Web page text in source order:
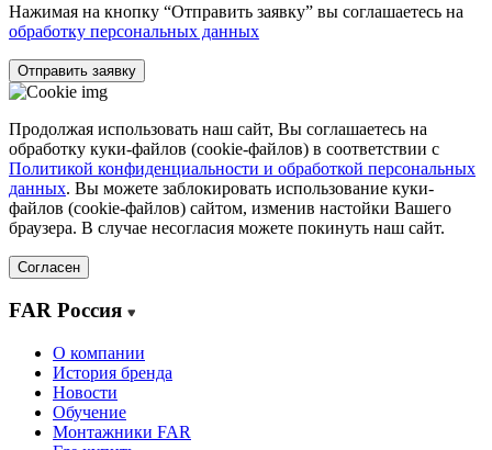
Нажимая на кнопку “Отправить заявку” вы соглашаетесь на
обработку персональных данных
Отправить заявку
Продолжая использовать наш сайт, Вы соглашаетесь на
обработку куки-файлов (cookie-файлов) в соответствии с
Политикой конфиденциальности и обработкой персональных
данных. Вы можете заблокировать использование куки-
файлов (cookie-файлов) сайтом, изменив настойки Вашего
браузера. В случае несогласия можете покинуть наш сайт.
Согласен
FAR Россия
О компании
История бренда
Новости
Обучение
Монтажники FAR